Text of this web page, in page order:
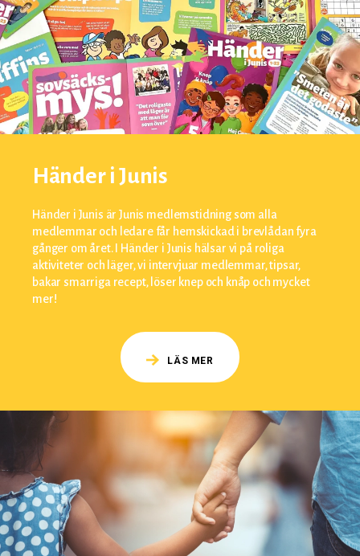
Händer i Junis
Händer i Junis är Junis medlemstidning som alla
medlemmar och ledare får hemskickad i brevlådan fyra
gånger om året. I Händer i Junis hälsar vi på roliga
aktiviteter och läger, vi intervjuar medlemmar, tipsar,
bakar smarriga recept, löser knep och knåp och mycket
mer!
LÄS MER